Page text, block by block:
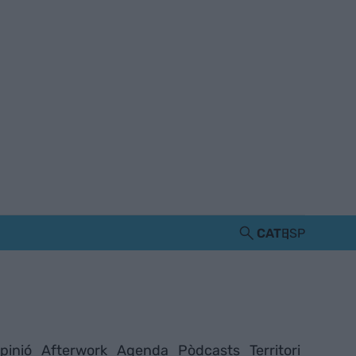
CATESP
Afterwork Agenda Pòdcasts Territori